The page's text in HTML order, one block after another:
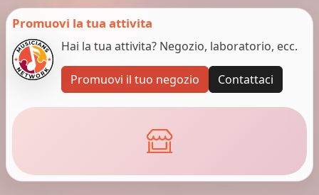
Promuovi la tua attivita
Hai la tua attivita? Negozio, laboratorio, ecc.
Promuovi il tuo negozio Contattaci